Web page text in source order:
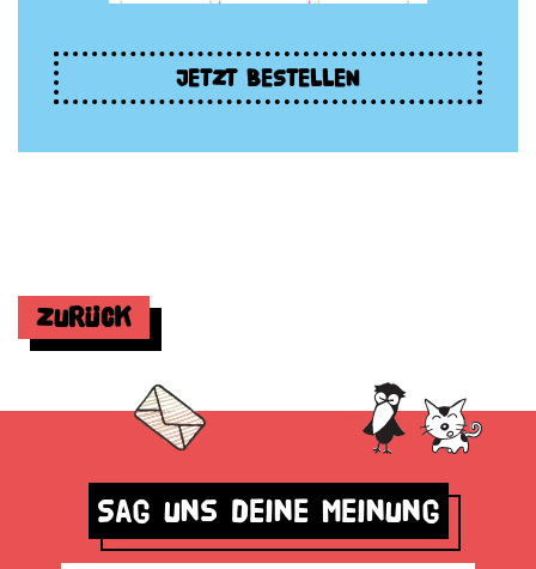
JETZT BESTELLEN
Zurück
Sag uns deine Meinung